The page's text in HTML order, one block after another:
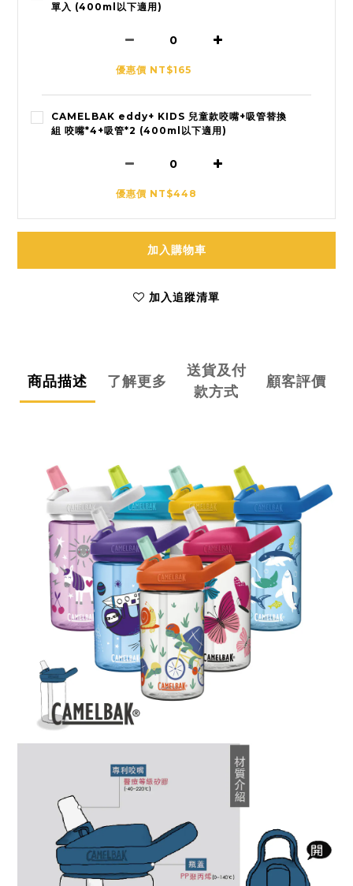
單入 (400ml以下適用)
優惠價 NT$165
CAMELBAK eddy+ KIDS 兒童款咬嘴+吸管替換
組 咬嘴*4+吸管*2 (400ml以下適用)
優惠價 NT$448
加入購物車
加入追蹤清單
商品描述 了解更多
送貨及付
款方式
顧客評價